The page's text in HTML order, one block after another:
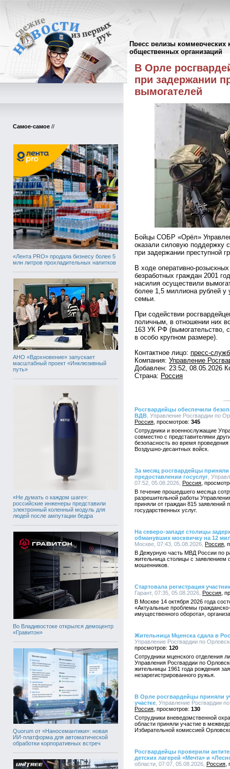
Пресс релизы коммерческих
общественных организаций
Самое-самое //
«Лента PRO» продала бизнесу более 5
млн литров прохладительных напитков
АНО «Вдохновение» запускает
масштабный проект «Инклюзивный
путь»
«Не думать о каждом шаге»:
российские инженеры представили
электронный коленный модуль для
людей после ампутации бедра
Во Владивостоке открылся демоцентр
«Гравитон»
Quorum от «Наносемантики»: новая
ИИ-платформа для автоматической
обработки корпоративных встреч
Пресс-релизы//
В Орле
при задержании
вымогателей
Бойцы СОБР «Орёл»
оказали силовую
при задержании преступной
В ходе оперативно-
безработных граждан 2001
насилия осуществили
более 1,5 миллиона рублей у
семьи.
При содействии
поличным, в отношении них
163 УК РФ (вымогательство,
в особо крупном размере).
Контактное лицо: пресс-
Компания: Управление
Добавлен: 23:52, 08.05.2026
Страна: Россия
Росгвардейцы обеспечили
ВДВ , Управление Росгвардии по
Россия
345
Сотрудники и военнослужащие
совместно с представителями
безопасность во время
Воздушно-десантных войск.
За месяц росгвардейцы приняли
предоставлении госуслуг ,
07:52, 05.08.2026, Россия
В течение прошедшего месяца
разрешительной работы
приняли от граждан 815 заявлений
государственных услуг.
На северо-западе столицы
обманувших москвичку на 12
Москве, 07:43, 05.08.2026, Россия
В Дежурную часть МВД России по
жительница столицы с заявлением
мошенников.
Стартовала регистрация
Гарант, 07:35, 05.08.2026, Россия
В Москве 14 октября 2026 года
«Актуальные проблемы
имущественного оборота»,
Жительница Мценска сдала в
Управление Росгвардии по
120
Сотрудники мценского отделения
Управления Росгвардии по
жительницы 1961 года рождения
незарегистрированного ружья.
В Орле росгвардейцы приняли
участке , Управление Росгвардии
Россия
130
Сотрудники вневедомственной
области приняли участие в
Избирательной комиссией
Росгвардейцы проверили
детских лагерей «Мечта» и
области, 07:07, 05.08.2026, Россия